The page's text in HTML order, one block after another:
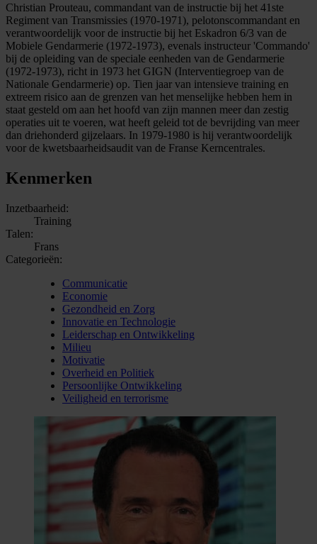
Christian Prouteau, commandant van de instructie bij het 41ste
Regiment van Transmissies (1970-1971), pelotonscommandant en
verantwoordelijk voor de instructie bij het Eskadron 6/3 van de
Mobiele Gendarmerie (1972-1973), evenals instructeur 'Commando'
bij de opleiding van de speciale eenheden van de Gendarmerie
(1972-1973), richt in 1973 het GIGN (Interventiegroep van de
Nationale Gendarmerie) op. Tien jaar van intensieve training en
extreem risico aan de grenzen van het menselijke hebben hem in
staat gesteld om aan het hoofd van zijn mannen meer dan zestig
operaties uit te voeren, wat heeft geleid tot de bevrijding van meer
dan driehonderd gijzelaars. In 1979-1980 is hij verantwoordelijk
voor de kwetsbaarheidsaudit van de Franse Kerncentrales.
Kenmerken
Inzetbaarheid:
Training
Talen:
Frans
Categorieën:
Communicatie
Economie
Gezondheid en Zorg
Innovatie en Technologie
Leiderschap en Ontwikkeling
Milieu
Motivatie
Overheid en Politiek
Persoonlijke Ontwikkeling
Veiligheid en terrorisme